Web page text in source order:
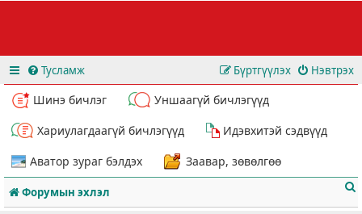
Тусламж Нэвтрэх
Бүртгүүлэх
Шинэ бичлэг
Уншаагүй бичлэгүүд
Хариулагдаагүй бичлэгүүд
Идэвхитэй сэдвүүд
Аватор зураг бэлдэх
Заавар, зөвөлгөө
Форумын эхлэл